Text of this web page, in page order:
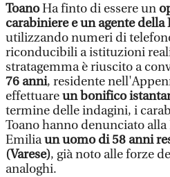
ToanoHa finto di essere un
carabiniere e un agente della
utilizzando numeri di
riconducibili a istituzioni
stratagemma è riuscito a
76 anni, residente
effettuareun bonifico
termine delle indagini, i
Toano hanno denunciato alla
Emiliaun uomo di 58 anni
(Varese), già noto alle forze
analoghi.